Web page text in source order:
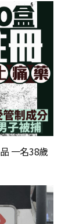
一名38歲